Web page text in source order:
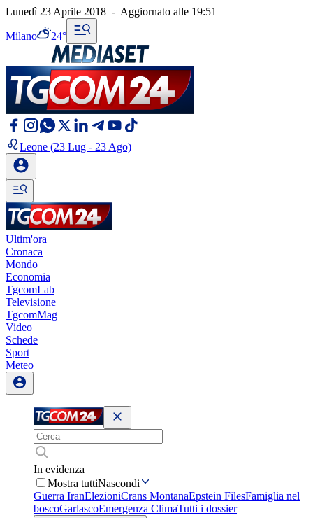
Lunedì 23 Aprile 2018 - Aggiornato alle 19:51
Milano 24°
Leone (23 Lug - 23 Ago)
Ultim'ora
Cronaca
Mondo
Economia
TgcomLab
Televisione
TgcomMag
Video
Schede
Sport
Meteo
In evidenza
Mostra tuttiNascondi
Guerra IranElezioniCrans MontanaEpstein FilesFamiglia nel
boscoGarlascoEmergenza ClimaTutti i dossier